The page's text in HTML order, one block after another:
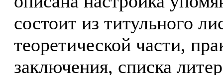
состоит из титульного
теоретической части,
заключения, списка